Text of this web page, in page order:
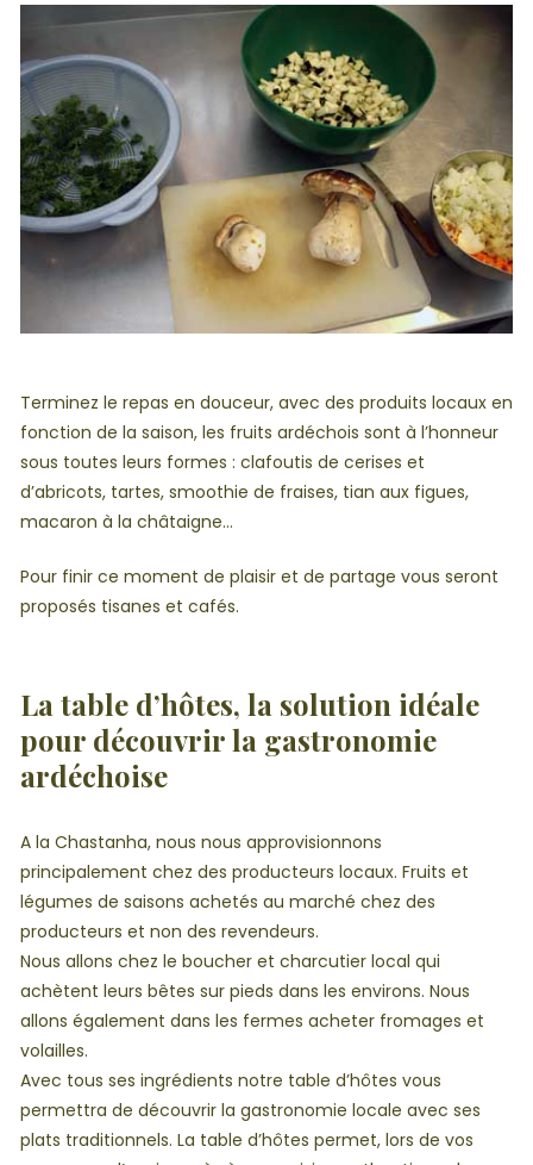
Terminez le repas en douceur, avec des produits locaux en
fonction de la saison, les fruits ardéchois sont à l’honneur
sous toutes leurs formes : clafoutis de cerises et
d’abricots, tartes, smoothie de fraises, tian aux figues,
macaron à la châtaigne…
Pour finir ce moment de plaisir et de partage vous seront
proposés tisanes et cafés.
La table d’hôtes, la solution idéale
pour découvrir la gastronomie
ardéchoise
A la Chastanha, nous nous approvisionnons
principalement chez des producteurs locaux. Fruits et
légumes de saisons achetés au marché chez des
producteurs et non des revendeurs.
Nous allons chez le boucher et charcutier local qui
achètent leurs bêtes sur pieds dans les environs. Nous
allons également dans les fermes acheter fromages et
volailles.
Avec tous ses ingrédients notre table d’hôtes vous
permettra de découvrir la gastronomie locale avec ses
plats traditionnels. La table d’hôtes permet, lors de vos